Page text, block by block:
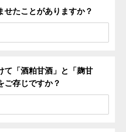
せたことがありますか？
て「酒粕甘酒」と「麹甘
ご存じですか？